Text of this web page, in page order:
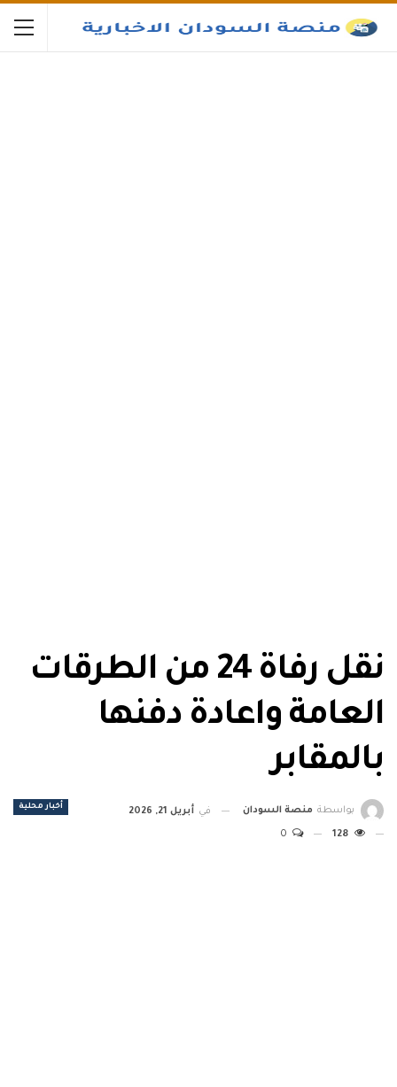
نقل رفاة 24 من الطرقات
العامة واعادة دفنها
بالمقابر
أخبار محلية بواسطة منصة السودان في أبريل 21, 2026
128